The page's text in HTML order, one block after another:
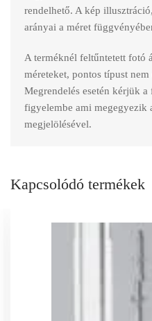
rendelhető. A kép
arányai a méret
A terméknél feltűntetett fotó
méreteket, pontos típust
Megrendelés esetén kérjük
figyelembe ami megegyezik
megjelölésével.
Kapcsolódó termékek